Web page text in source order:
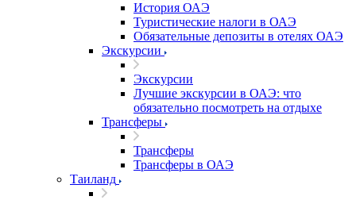
История ОАЭ
Туристические налоги в ОАЭ
Обязательные депозиты в отелях ОАЭ
Экскурсии
Экскурсии
Лучшие экскурсии в ОАЭ: что
обязательно посмотреть на отдыхе
Трансферы
Трансферы
Трансферы в ОАЭ
Таиланд